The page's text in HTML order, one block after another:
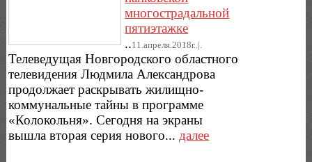
многострадальной
пятиэтажке
..11.апреля.2018г..|.
Телеведущая Новгородского областного
телевидения Людмила Александрова
продолжает раскрывать жилищно-
коммунальные тайны в программе
«Колокольня». Сегодня на экраны
вышла вторая серия нового...далее